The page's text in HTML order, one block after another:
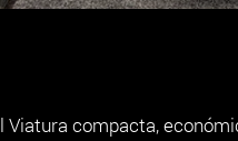
Viatura compacta,